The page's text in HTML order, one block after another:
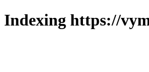
Indexing https://